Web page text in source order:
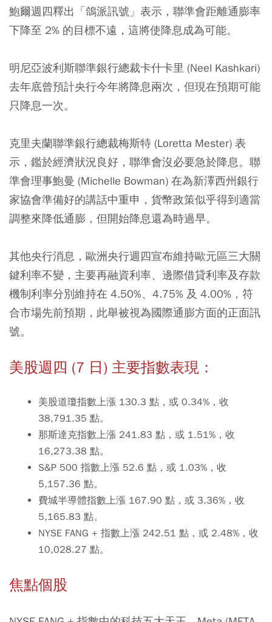
鮑爾週四釋出「鴿派訊號」表示，聯準會距離通膨率
下降至 2% 的目標不遠，這將使降息成為可能。
明尼亞波利斯聯準銀行總裁卡什卡里 (Neel Kashkari)
去年底曾預計央行今年將降息兩次，但現在預期可能
只降息一次。
克里夫蘭聯準銀行總裁梅斯特 (Loretta Mester) 表
示，鑑於經濟狀況良好，聯準會沒必要急於降息。聯
準會理事鮑曼 (Michelle Bowman) 在為新澤西州銀行
家協會準備好的講話中重申，貨幣政策似乎得到適當
調整來降低通膨，但開始降息還為時過早。
其他央行消息，歐洲央行週四宣布維持歐元區三大關
鍵利率不變，主要再融資利率、邊際借貸利率及存款
機制利率分別維持在 4.50%、4.75% 及 4.00%，符
合市場先前預期，此舉被視為國際通膨方面的正面訊
號。
美股週四 (7 日) 主要指數表現：
美股道瓊指數上漲 130.3 點，或 0.34%，收
38,791.35 點。
那斯達克指數上漲 241.83 點，或 1.51%，收
16,273.38 點。
S&P 500 指數上漲 52.6 點，或 1.03%，收
5,157.36 點。
費城半導體指數上漲 167.90 點，或 3.36%，收
5,165.83 點。
NYSE FANG + 指數上漲 242.51 點，或 2.48%，收
10,028.27 點。
焦點個股